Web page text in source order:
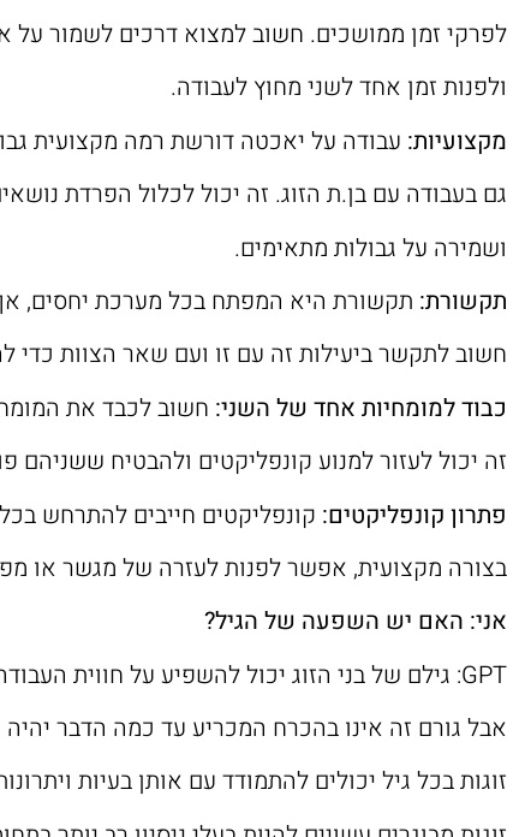
לפרקי זמן ממושכים. חשוב למצוא דרכים לשמור על
ולפנות זמן אחד לשני מחוץ לעבודה.
מקצועיות: עבודה על יאכטה דורשת רמה מקצועית
גם בעבודה עם בן.ת הזוג. זה יכול לכלול הפרדת
ושמירה על גבולות מתאימים.
תקשורת: תקשורת היא המפתח בכל מערכת יחסים,
חשוב לתקשר ביעילות זה עם זו ועם שאר הצוות
כבוד למומחיות אחד של השני: חשוב לכבד את
זה יכול לעזור למנוע קונפליקטים ולהבטיח ששניהם
פתרון קונפליקטים: קונפליקטים חייבים להתרחש
בצורה מקצועית, אפשר לפנות לעזרה של מגשר או
אני: האם יש השפעה של הגיל?
GPT: גילם של בני הזוג יכול להשפיע על חווית העבודה המשותפת שלהם על יאכטה,
אבל גורם זה אינו בהכרח המכריע עד כמה הדבר
זוגות בכל גיל יכולים להתמודד עם אותן בעיות